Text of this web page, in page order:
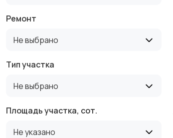
Ремонт
Не выбрано
Тип участка
Не выбрано
Площадь участка, сот.
Не указано